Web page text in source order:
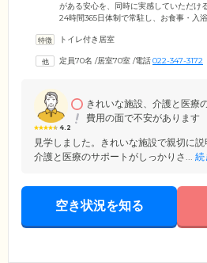
がある安心を、同時に実感していただけ
24時間365日体制で常駐し、お食事・入
を備えているため、周囲を気にせずご自
可能ですので、お気軽にお問い合わせく
トイレ付き居室
定員70名 /居室70室 /電話022-347-3172
4.2
きれいな施設、介護と医療
費用の面で不安があります
見学しました。きれいな施設で親切に説
介護と医療のサポートがしっかりさ... 続
空き状況を知る